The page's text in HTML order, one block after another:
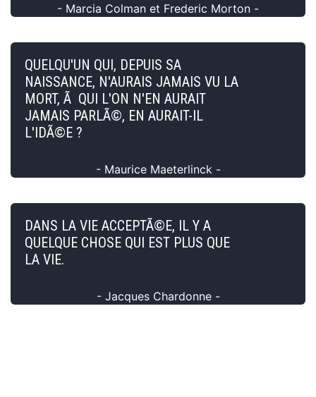
- Marcia Colman et Frederic Morton -
QUELQU'UN QUI, DEPUIS SA
NAISSANCE, N'AURAIS JAMAIS VU LA
MORT, Ã QUI L'ON N'EN AURAIT
JAMAIS PARLÃ©, EN AURAIT-IL
L'IDÃ©E ?
- Maurice Maeterlinck -
DANS LA VIE ACCEPTÃ©E, IL Y A
QUELQUE CHOSE QUI EST PLUS QUE
LA VIE.
- Jacques Chardonne -